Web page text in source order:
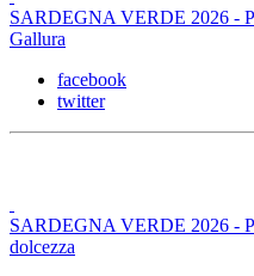
SARDEGNA VERDE 2026 -
Gallura
facebook
twitter
SARDEGNA VERDE 2026 -
dolcezza